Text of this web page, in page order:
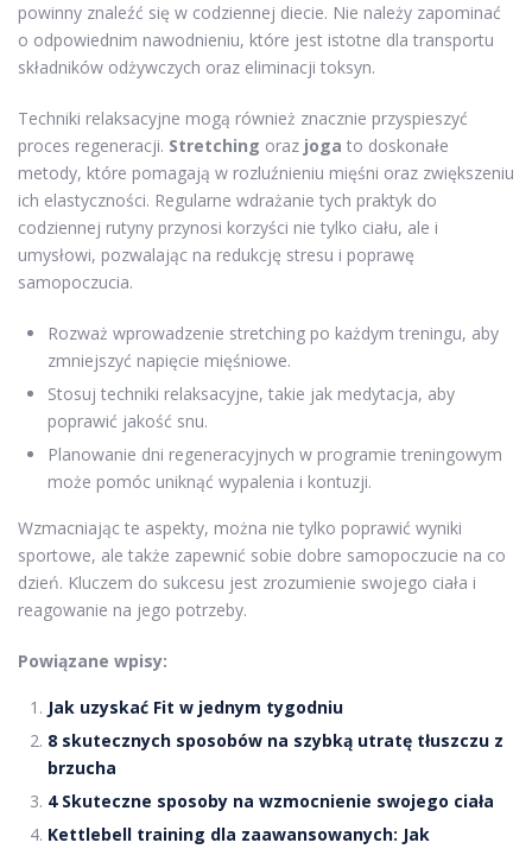
powinny znaleźć się w codziennej diecie. Nie należy zapominać
o odpowiednim nawodnieniu, które jest istotne dla transportu
składników odżywczych oraz eliminacji toksyn.
Techniki relaksacyjne mogą również znacznie przyspieszyć
proces regeneracji. Stretching oraz joga to doskonałe
metody, które pomagają w rozluźnieniu mięśni oraz zwiększeniu
ich elastyczności. Regularne wdrażanie tych praktyk do
codziennej rutyny przynosi korzyści nie tylko ciału, ale i
umysłowi, pozwalając na redukcję stresu i poprawę
samopoczucia.
Rozważ wprowadzenie stretching po każdym treningu, aby
zmniejszyć napięcie mięśniowe.
Stosuj techniki relaksacyjne, takie jak medytacja, aby
poprawić jakość snu.
Planowanie dni regeneracyjnych w programie treningowym
może pomóc uniknąć wypalenia i kontuzji.
Wzmacniając te aspekty, można nie tylko poprawić wyniki
sportowe, ale także zapewnić sobie dobre samopoczucie na co
dzień. Kluczem do sukcesu jest zrozumienie swojego ciała i
reagowanie na jego potrzeby.
Powiązane wpisy:
Jak uzyskać Fit w jednym tygodniu
8 skutecznych sposobów na szybką utratę tłuszczu z
brzucha
4 Skuteczne sposoby na wzmocnienie swojego ciała
Kettlebell training dla zaawansowanych: Jak